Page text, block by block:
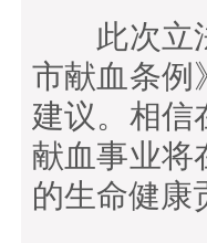
此次立法
市献血条例
建议。相信
献血事业将
的生命健康